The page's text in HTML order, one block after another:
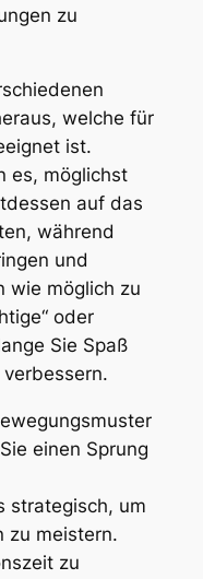
zu
welche für
ist.
es, möglichst
auf das
während
und
wie möglich zu
oder
Sie Spaß
einen Sprung
strategisch, um
zu meistern.
zu